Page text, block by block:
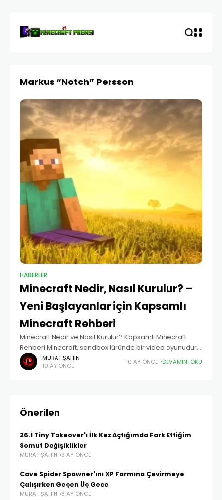
Markus “Notch” Persson
HABERLER
Minecraft Nedir, Nasıl Kurulur? –
Yeni Başlayanlar için Kapsamlı
Minecraft Rehberi
Minecraft Nedir ve Nasıl Kurulur? Kapsamlı Minecraft
Rehberi Minecraft, sandbox türünde bir video oyunudur.
Yani belirli bir hedefi veya senaryoşu olmadan,
oyuncuların yaratıcılıklarını kullanarak istedikleri...
MURAT ŞAHIN
10 AY ÖNCE
10 AY ÖNCE DEVAMINI OKU
Önerilen
26.1 Tiny Takeover'ı İlk Kez Açtığımda Fark Ettiğim
Somut Değişiklikler
MURAT ŞAHIN 3 AY ÖNCE
Cave Spider Spawner'ını XP Farmına Çevirmeye
Çalışırken Geçen Üç Gece
MURAT ŞAHIN 3 AY ÖNCE